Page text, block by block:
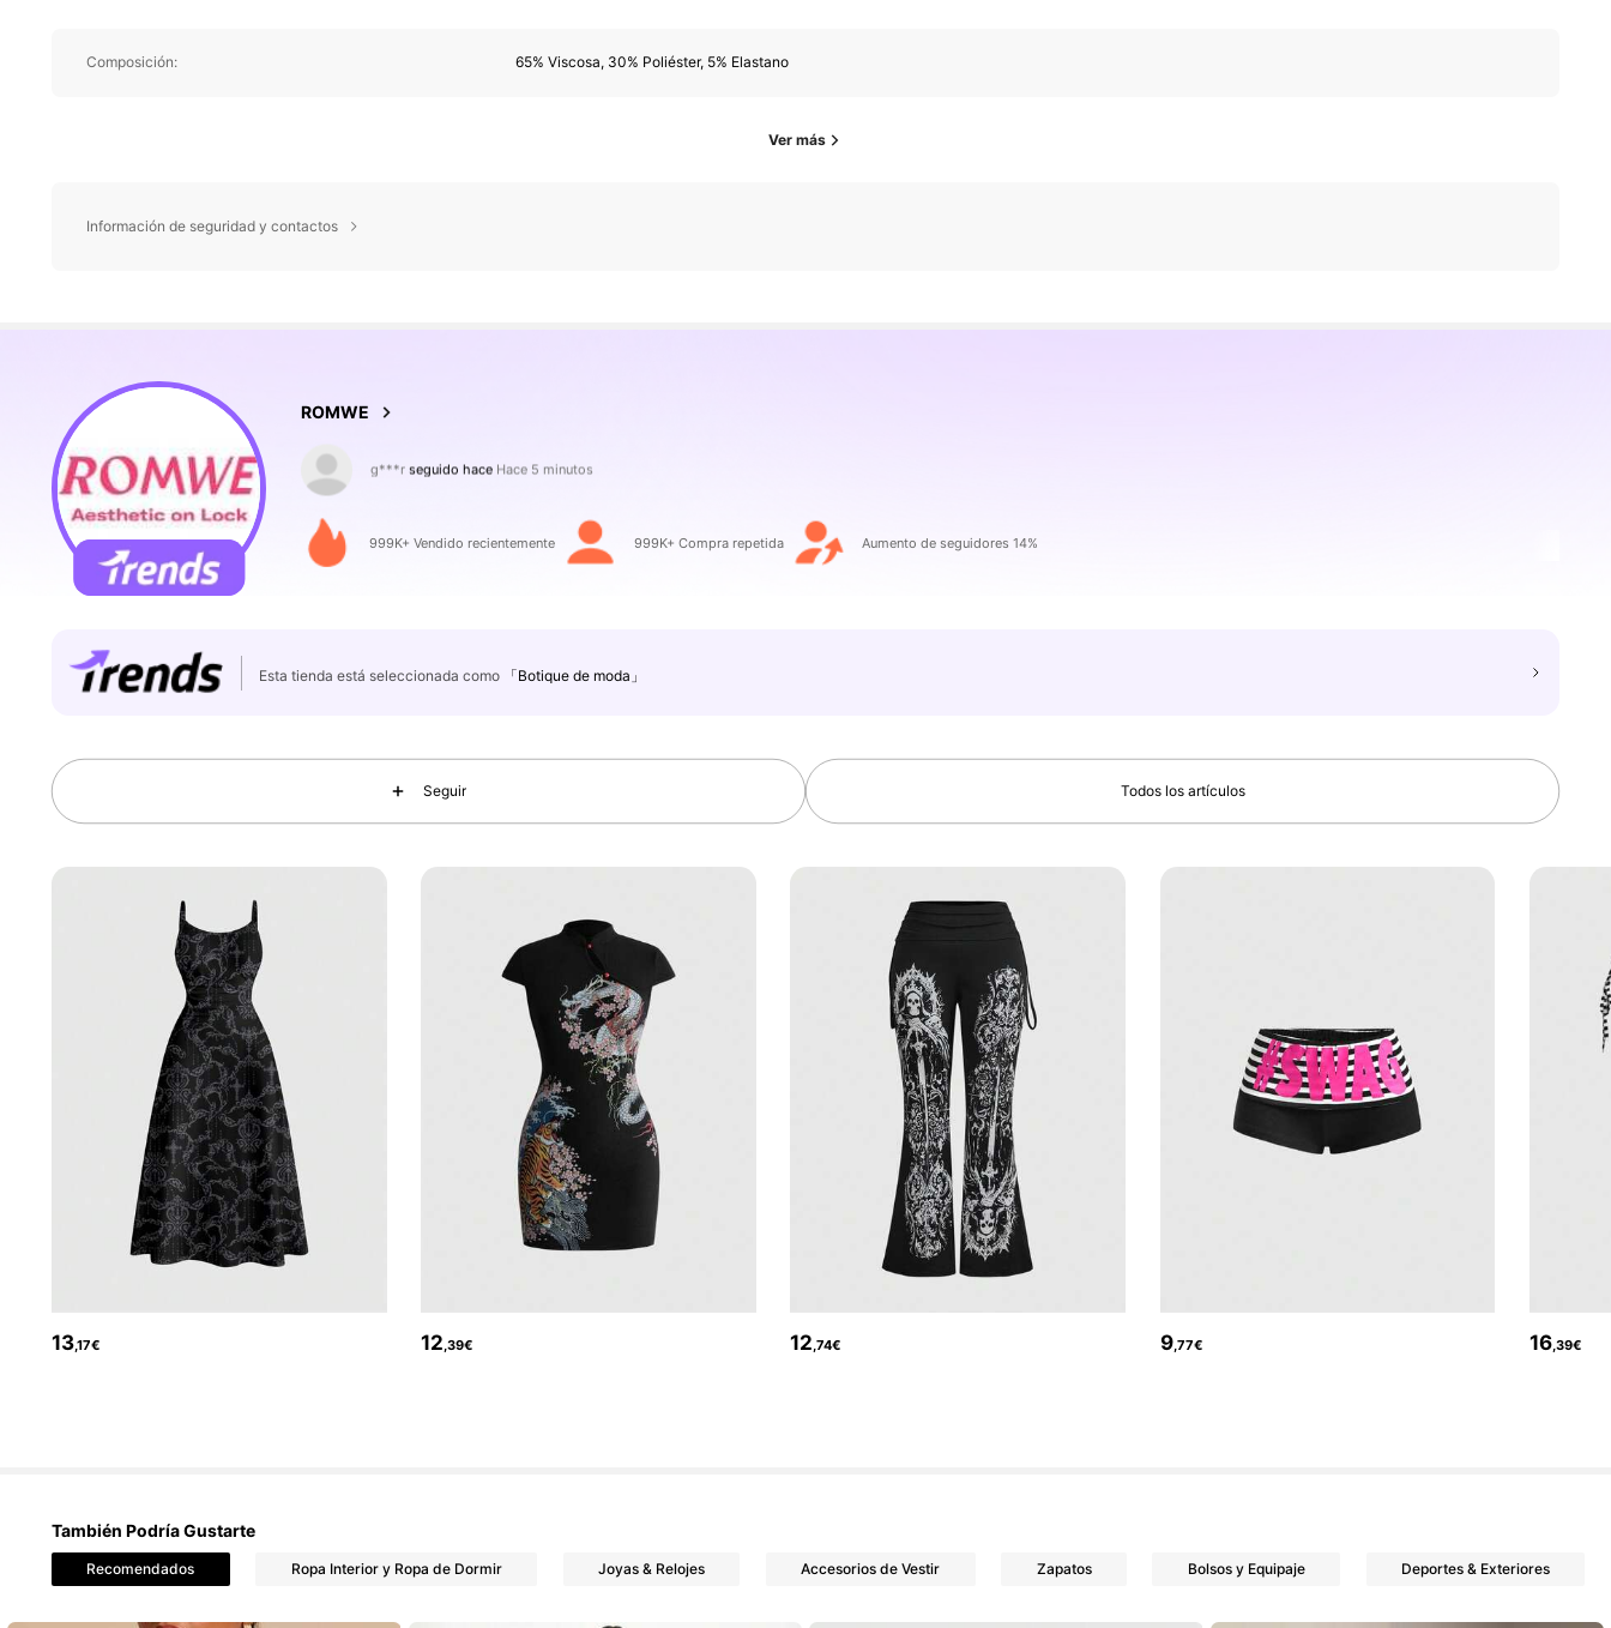
Composición: 65% Viscosa, 30% Poliéster, 5% Elastano
Ver más
Información de seguridad y contactos
ROMWE
d***testá navegando
4.2M Seguidores
999K+ Vendido recientemente 999K+ Compra repetida Aumento de seguidores 14%
Esta tienda está seleccionada como 「Botique de moda」
Seguir Todos los artículos
13,17€ 12 ,39€ 12 ,74€ 9,77€ 16,39€
También Podría Gustarte
Recomendados Ropa Interior y Ropa de Dormir Joyas & Relojes Accesorios de Vestir Zapatos Bolsos y Equipaje Deportes & Exteriores